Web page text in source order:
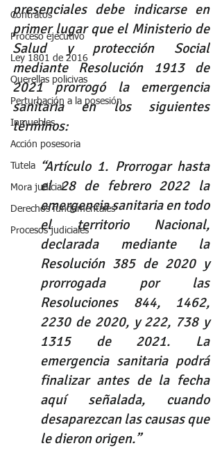
Contratos
Proceso ejecutivo
Ley 1801 de 2016
Querellas policivas
Perturbación a la posesión
Inmuebles
Acción posesoria
Tutela
Mora judicial
Derechos fundamentales
Procesos judiciales
presenciales debe indicarse en
primer lugar que el Ministerio de
Salud y protección Social
mediante Resolución 1913 de
2021 prorrogó la emergencia
sanitaria en los siguientes
términos:
“Artículo 1. Prorrogar hasta
el 28 de febrero 2022 la
emergencia sanitaria en todo
el territorio Nacional,
declarada mediante la
Resolución 385 de 2020 y
prorrogada por las
Resoluciones 844, 1462,
2230 de 2020, y 222, 738 y
1315 de 2021. La
emergencia sanitaria podrá
finalizar antes de la fecha
aquí señalada, cuando
desaparezcan las causas que
le dieron origen.”